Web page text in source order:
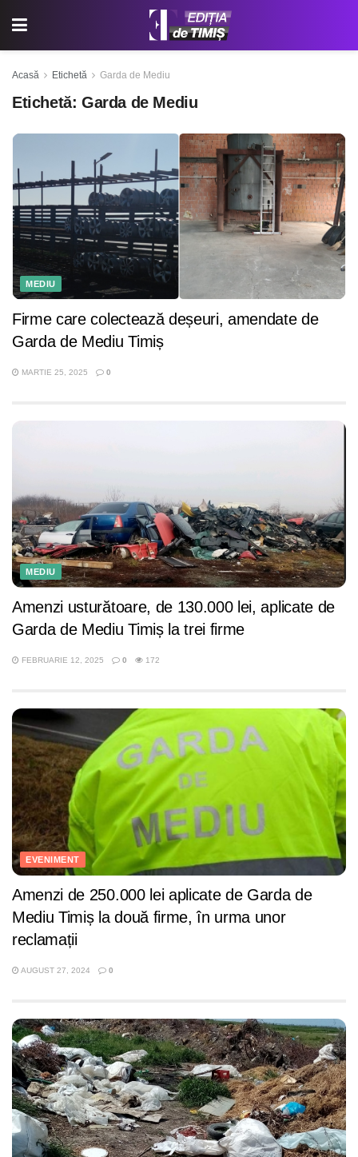
Acasă Etichetă Garda de Mediu
Etichetă: Garda de Mediu
MEDIU
Firme care colectează deșeuri, amendate de
Garda de Mediu Timiș
MARTIE 25, 2025 0
MEDIU
Amenzi usturătoare, de 130.000 lei, aplicate de
Garda de Mediu Timiș la trei firme
FEBRUARIE 12, 2025 0 172
EVENIMENT
Amenzi de 250.000 lei aplicate de Garda de
Mediu Timiș la două firme, în urma unor
reclamații
AUGUST 27, 2024 0